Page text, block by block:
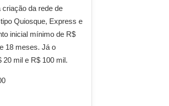
da rede de
Quiosque, Express e
inicial mínimo de R$
18 meses. Já o
20 mil e R$ 100 mil.